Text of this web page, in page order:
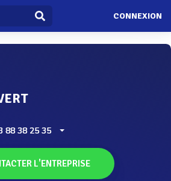
CONNEXION
88 38 25 35
L'ENTREPRISE